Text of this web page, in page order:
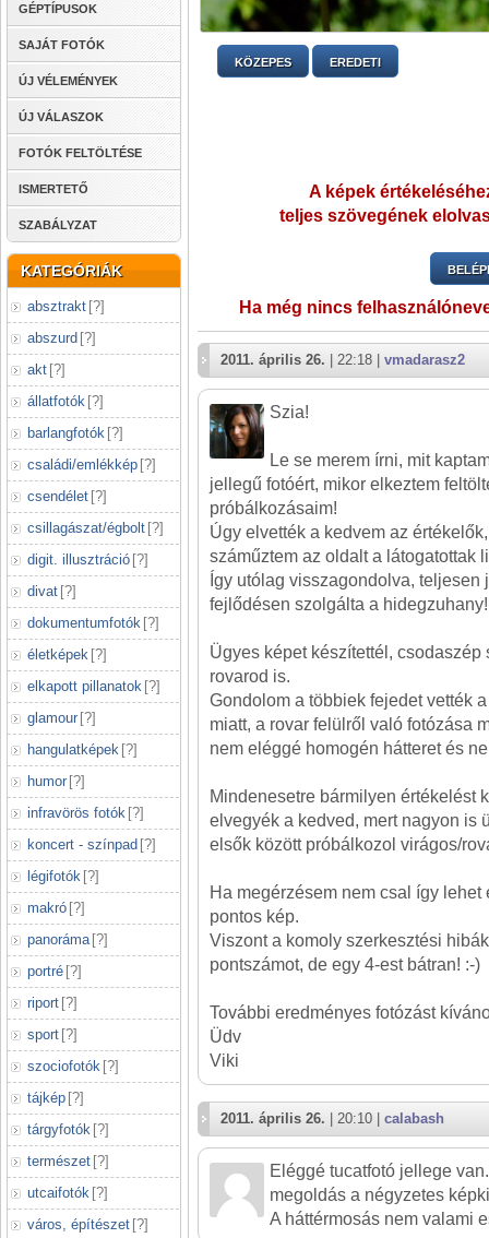
GÉPTÍPUSOK
SAJÁT FOTÓK
ÚJ VÉLEMÉNYEK
ÚJ VÁLASZOK
FOTÓK FELTÖLTÉSE
ISMERTETŐ
SZABÁLYZAT
KATEGÓRIÁK
absztrakt [?]
abszurd [?]
akt [?]
állatfotók [?]
barlangfotók [?]
családi/emlékkép [?]
csendélet [?]
csillagászat/égbolt [?]
digit. illusztráció [?]
divat [?]
dokumentumfotók [?]
életképek [?]
elkapott pillanatok [?]
glamour [?]
hangulatképek [?]
humor [?]
infravörös fotók [?]
koncert - színpad [?]
légifotók [?]
makró [?]
panoráma [?]
portré [?]
riport [?]
sport [?]
szociofotók [?]
tájkép [?]
tárgyfotók [?]
természet [?]
utcaifotók [?]
város, építészet [?]
KÖZEPES EREDETI
A képek
teljes szövegének
Ha még nincs
2011. április 26. | 22:18 | vmadarasz2
Szia!
Le se merem írni, mit
jellegű fotóért, mikor elkeztem
próbálkozásaim!
Úgy elvették a kedvem az
száműztem az oldalt a látogatottak
Így utólag visszagondolva, teljesen
fejlődésen szolgálta a hidegzuhany!
Ügyes képet készítettél,
rovarod is.
Gondolom a többiek fejedet vették
miatt, a rovar felülről való fotózása
nem eléggé homogén hátteret és
Mindenesetre bármilyen értékelést
elvegyék a kedved, mert nagyon is
elsők között próbálkozol virágos/
Ha megérzésem nem csal így lehet
pontos kép.
Viszont a komoly szerkesztési
pontszámot, de egy 4-est bátran! :-)
További eredményes fotózást
Üdv
Viki
2011. április 26. | 20:10 | calabash
Eléggé tucatfotó jellege
megoldás a négyzetes
A háttérmosás nem valami